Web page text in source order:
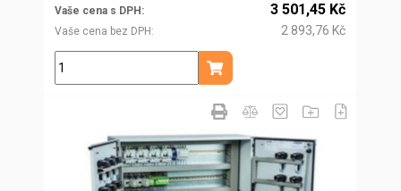
Vaše cena s DPH
Vaše cena bez DPH
3 501,45 Kč
2 893,76 Kč
ks
Přidat do košíku